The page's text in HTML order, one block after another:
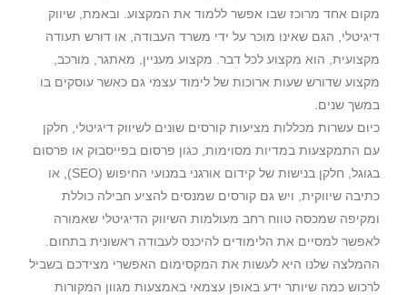
מקום אחד מרוכז שבו אפשר ללמוד את המקצוע. ובאמת, שיווק
דיגיטלי, הגם שאינו מוכר על ידי משרד העבודה, או דורש תעודה
מקצועית, הוא מקצוע לכל דבר. מקצוע מעניין, מאתגר, מורכב,
מקצוע שדורש שעות ארוכות של לימוד עצמי גם כאשר עוסקים בו
במשך שנים.
כיום עשרות מכללות מציעות קורסים שונים לשיווק דיגיטלי, חלקן
עם התמקצעות במדיות מסוימות, כגון פרסום בפייסבוק או פרסום
בגוגל, חלקן בנישות של קידום אורגני במנועי החיפוש (SEO), או
כתיבה שיווקית, ויש גם קורסים שמנסים להציע חבילה כוללת
ומקיפה שמכסה טווח רחב מעולמות השיווק הדיגיטלי שאמורה
לאפשר למסיים את הלימודים להיכנס לעבודה ראשונית בתחום.
ההמלצה שלנו היא לעשות את המקסימום האפשרי מצידכם בשביל
לרכוש כמה שיותר ידע באופן עצמאי באמצעות מגוון המקורות